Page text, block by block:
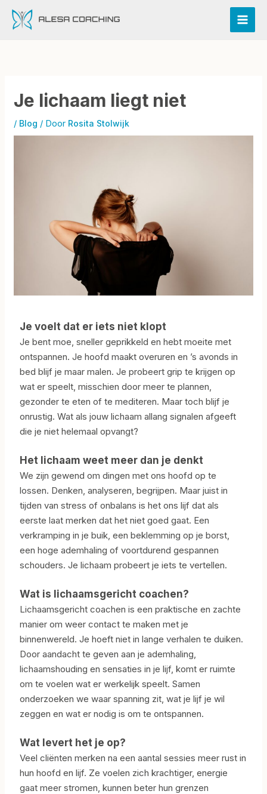
naar
Je lichaam liegt niet
/ Blog / Door Rosita Stolwijk
Je voelt dat er iets niet klopt
Je bent moe, sneller geprikkeld en hebt moeite met
ontspannen. Je hoofd maakt overuren en ’s avonds in
bed blijf je maar malen. Je probeert grip te krijgen op
wat er speelt, misschien door meer te plannen,
gezonder te eten of te mediteren. Maar toch blijf je
onrustig. Wat als jouw lichaam allang signalen afgeeft
die je niet helemaal opvangt?
Het lichaam weet meer dan je denkt
We zijn gewend om dingen met ons hoofd op te
lossen. Denken, analyseren, begrijpen. Maar juist in
tijden van stress of onbalans is het ons lijf dat als
eerste laat merken dat het niet goed gaat. Een
verkramping in je buik, een beklemming op je borst,
een hoge ademhaling of voortdurend gespannen
schouders. Je lichaam probeert je iets te vertellen.
Wat is lichaamsgericht coachen?
Lichaamsgericht coachen is een praktische en zachte
manier om weer contact te maken met je
binnenwereld. Je hoeft niet in lange verhalen te duiken.
Door aandacht te geven aan je ademhaling,
lichaamshouding en sensaties in je lijf, komt er ruimte
om te voelen wat er werkelijk speelt. Samen
onderzoeken we waar spanning zit, wat je lijf je wil
zeggen en wat er nodig is om te ontspannen.
Wat levert het je op?
Veel cliënten merken na een aantal sessies meer rust in
hun hoofd en lijf. Ze voelen zich krachtiger, energie
gaat meer stromen, kunnen beter hun grenzen